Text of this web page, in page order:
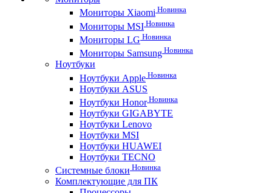
Мониторы Xiaomi Новинка
Мониторы MSI Новинка
Мониторы LG Новинка
Мониторы Samsung Новинка
Ноутбуки
Ноутбуки Apple Новинка
Ноутбуки ASUS
Ноутбуки HonorНовинка
Ноутбуки GIGABYTE
Ноутбуки Lenovo
Ноутбуки MSI
Ноутбуки HUAWEI
Ноутбуки TECNO
Системные блоки Новинка
Комплектующие для ПК